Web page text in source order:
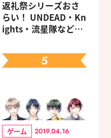
返礼祭シリーズおさ
らい！ UNDEAD・Kn
ights・流星隊など、
ェック
5
ゲーム 2019.04.16